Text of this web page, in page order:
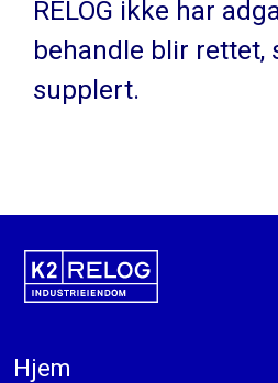
RELOG ikke har
behandle blir rettet,
supplert.
Hjem